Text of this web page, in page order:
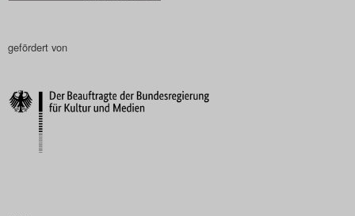
Search
gefördert von